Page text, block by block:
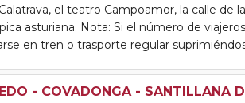
el teatro Campoamor, la calle de
asturiana. Nota: Si el número de
en tren o trasporte regular
- COVADONGA - SANTILLANA